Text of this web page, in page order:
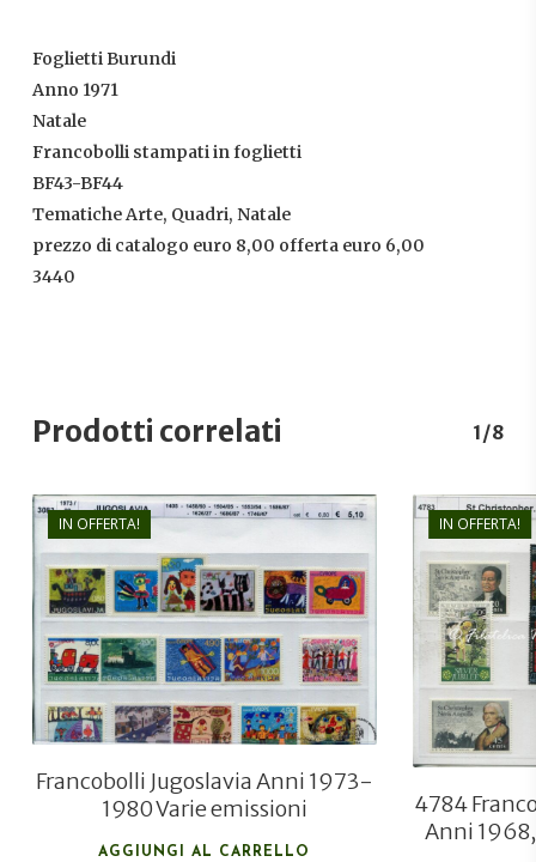
Foglietti Burundi
Anno 1971
Natale
Francobolli stampati in foglietti
BF43-BF44
Tematiche Arte, Quadri, Natale
prezzo di catalogo euro 8,00 offerta euro 6,00
3440
Prodotti correlati 1/8
IN OFFERTA!
€6,80
€5,10
Francobolli Jugoslavia Anni 1973-
1980 Varie emissioni
AGGIUNGI AL CARRELLO
IN OFFERTA!
4784
Anni